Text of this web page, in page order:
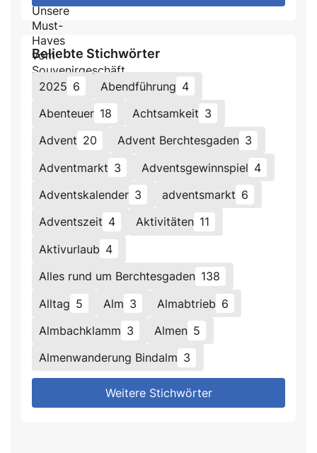
Beliebte Stichwörter
2025 6 Abendführung 4
Abenteuer 18 Achtsamkeit 3
Advent 20 Advent Berchtesgaden 3
Adventmarkt 3 Adventsgewinnspiel 4
Adventskalender 3 adventsmarkt 6
Adventszeit 4 Aktivitäten 11
Aktivurlaub 4
Alles rund um Berchtesgaden 138
Alltag 5 Alm 3 Almabtrieb 6
Almbachklamm 3 Almen 5
Almenwanderung Bindalm 3
Weitere Stichwörter